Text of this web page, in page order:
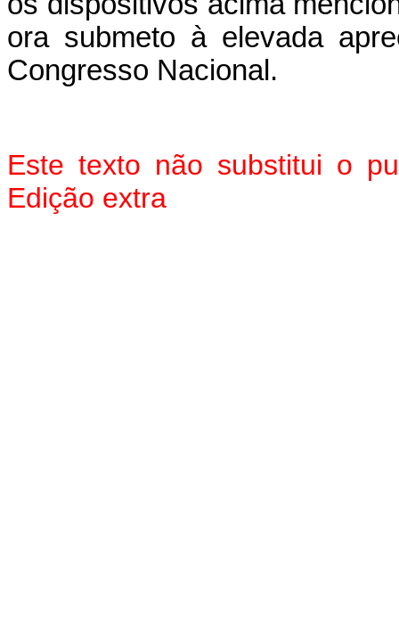
ora submeto à elevada
Congresso Nacional.
Este texto não substitui o
Edição extra